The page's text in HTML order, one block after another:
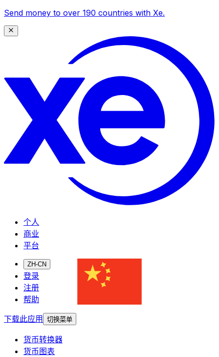
Send money to over 190 countries with Xe.
个人
商业
平台
ZH-CN
登录
注册
帮助
下载此应用
切换菜单
货币转换器
货币图表